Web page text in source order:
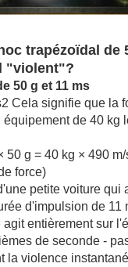
trapézoïdal de
"violent"?
50 g et 11 ms
Cela signifie que la
équipement de 40 kg
50 g = 40 kg × 490
force)
petite voiture qui
d'impulsion de 11
agit entièrement sur
de seconde -
la violence